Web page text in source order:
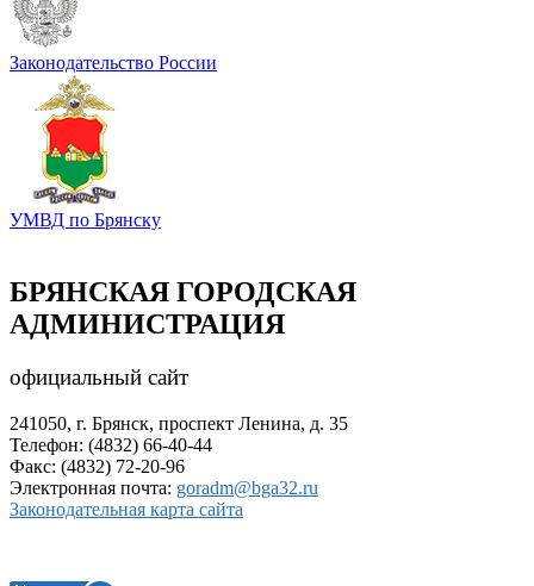
Законодательство России
УМВД по Брянску
БРЯНСКАЯ ГОРОДСКАЯ
АДМИНИСТРАЦИЯ
официальный сайт
241050, г. Брянск, проспект Ленина, д. 35
Телефон: (4832) 66-40-44
Факс: (4832) 72-20-96
Электронная почта: goradm@bga32.ru
Законодательная карта сайта